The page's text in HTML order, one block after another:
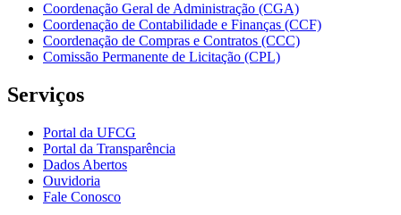
Coordenação Geral de Administração (CGA)
Coordenação de Contabilidade e Finanças (CCF)
Coordenação de Compras e Contratos (CCC)
Comissão Permanente de Licitação (CPL)
Serviços
Portal da UFCG
Portal da Transparência
Dados Abertos
Ouvidoria
Fale Conosco